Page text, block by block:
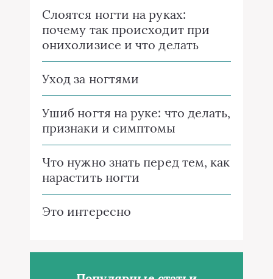
Слоятся ногти на руках:
почему так происходит при
онихолизисе и что делать
Уход за ногтями
Ушиб ногтя на руке: что делать,
признаки и симптомы
Что нужно знать перед тем, как
нарастить ногти
Это интересно